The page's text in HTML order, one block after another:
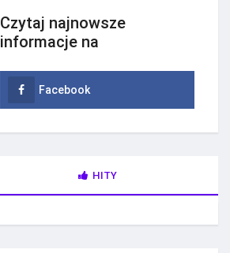
Czytaj najnowsze
informacje na
Facebook
HITY